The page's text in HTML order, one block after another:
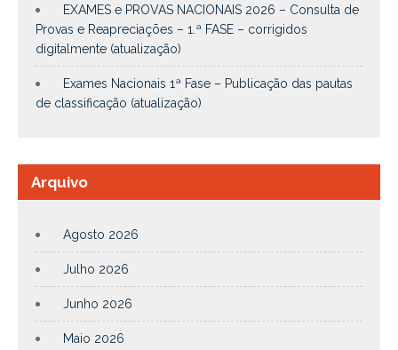
EXAMES e PROVAS NACIONAIS 2026 – Consulta de
Provas e Reapreciações – 1.ª FASE – corrigidos
digitalmente (atualização)
Exames Nacionais 1ª Fase – Publicação das pautas
de classificação (atualização)
Arquivo
Agosto 2026
Julho 2026
Junho 2026
Maio 2026